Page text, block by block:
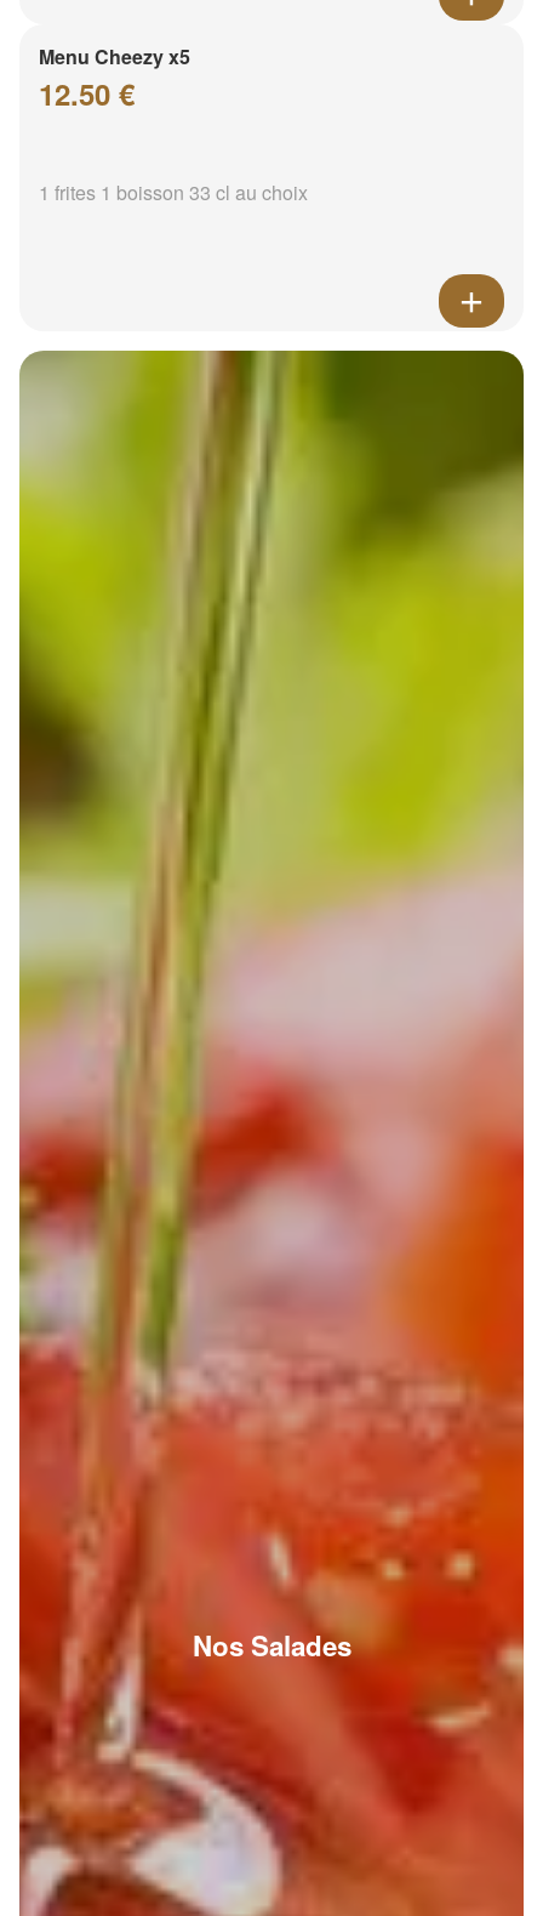
Menu Cheezy x5
12.50 €
1 frites 1 boisson 33 cl au choix
Nos Salades